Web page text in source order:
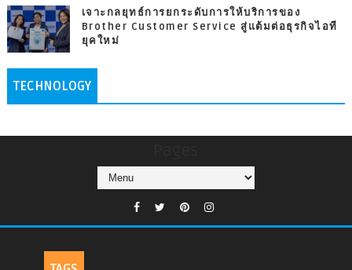
เจาะกลยุทธ์การยกระดับการให้บริการของ
Brother Customer Service สู่แต้มต่อธุรกิจไอที
ยุคใหม่
TECHNOLOGY